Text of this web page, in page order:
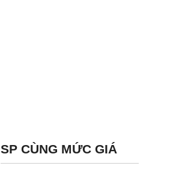
SP CÙNG MỨC GIÁ